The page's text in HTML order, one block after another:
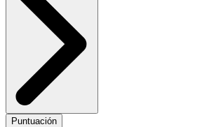
Puntuación